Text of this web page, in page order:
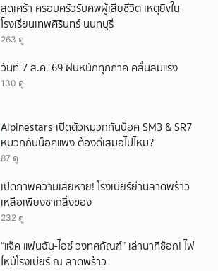
สุดเศร้า ครอบครัวรับศwผู้เสียชีวิต เหตุยิvใน
โรงเรียนเทพศิรินทร์ นนทบุรี
263 ดู
วันที่ 7 ส.ค. 69 ฝนหนักทุกภาค คลื่นลมแรง
130 ดู
Alpinestars เปิดตัวหมวกกันน็อค SM3 & SR7
หมวกกันน็อคแพง ต้องดีเสมอไปไหม?
87 ดู
เปิดภาพความเสียหาย! โรงเบียร์ย่านลาดพร้าว
เหลือเพียงซากสิ่งของ
232 ดู
“แจ็ค แฟนฉัน-ไอซ์ วงทศกัณฑ์” เล่านาทีช็อก! ไฟ
ไหม้โรงเบียร์ ณ ลาดพร้าว